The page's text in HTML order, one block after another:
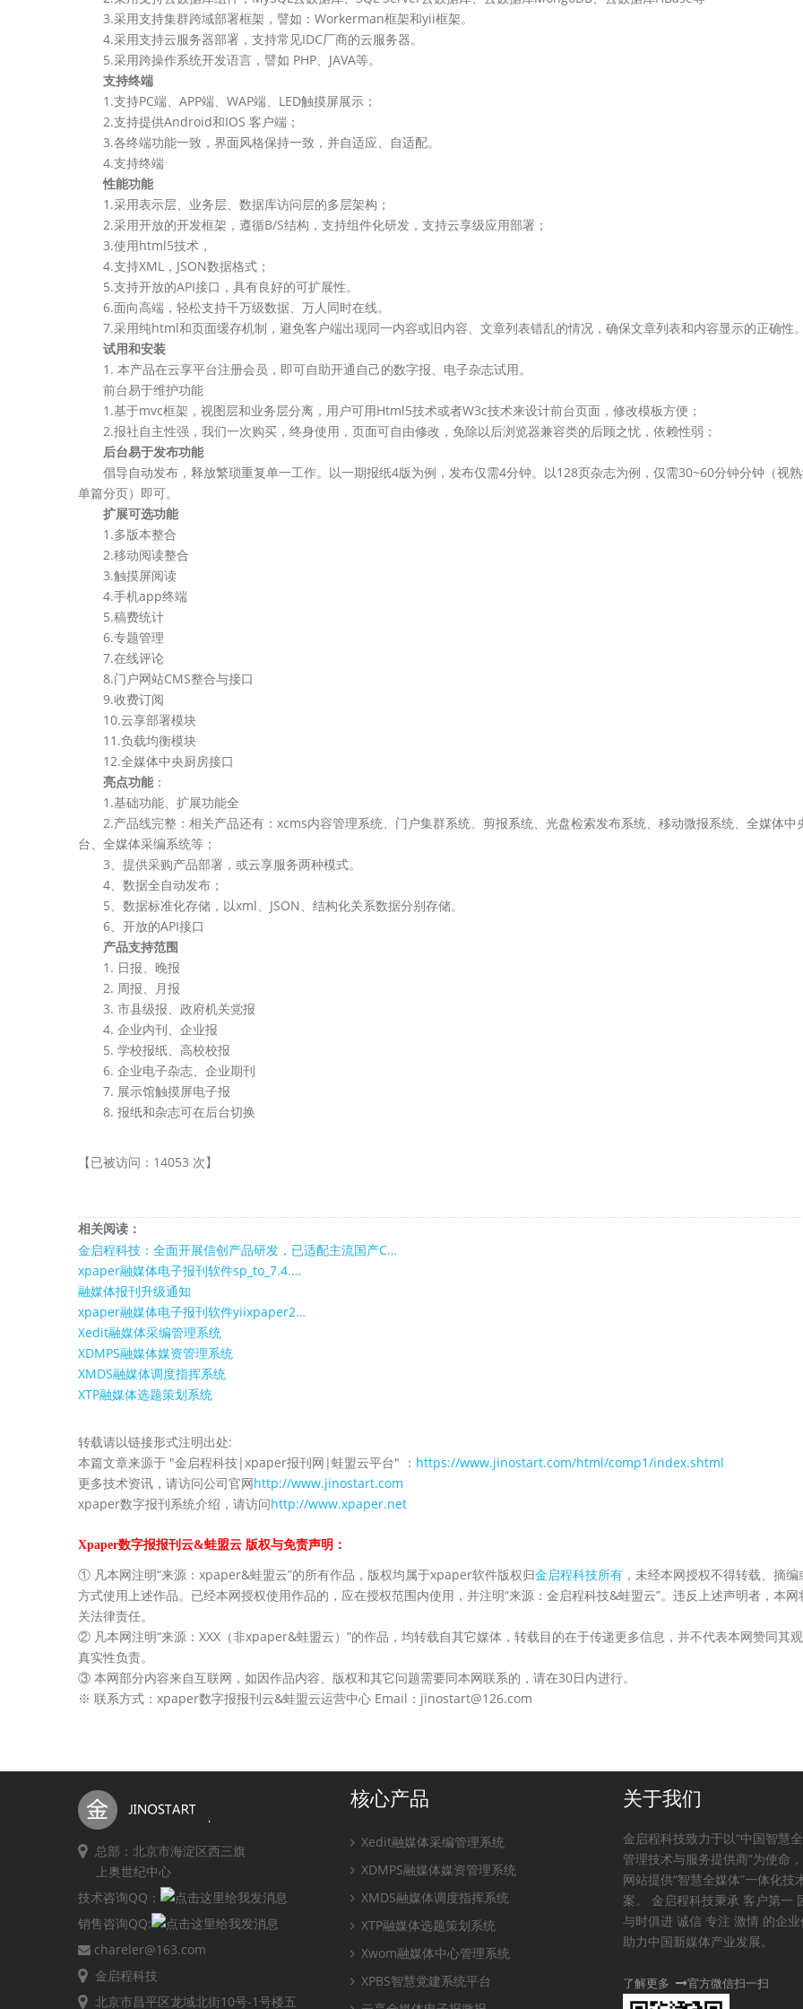
3.采用支持集群跨域部署框架，譬如：Workerman框架和yii框架。
4.采用支持云服务器部署，支持常见IDC厂商的云服务器。
5.采用跨操作系统开发语言，譬如 PHP、JAVA等。
支持终端
1.支持PC端、APP端、WAP端、LED触摸屏展示；
2.支持提供Android和IOS 客户端；
3.各终端功能一致，界面风格保持一致，并自适应、自适配。
4.支持终端
性能功能
1.采用表示层、业务层、数据库访问层的多层架构；
2.采用开放的开发框架，遵循B/S结构，支持组件化研发，支持云享级应用部署；
3.使用html5技术，
4.支持XML，JSON数据格式；
5.支持开放的API接口，具有良好的可扩展性。
6.面向高端，轻松支持千万级数据、万人同时在线。
7.采用纯html和页面缓存机制，避免客户端出现同一内容或旧内容、文章列表错乱的情况，确保文章列表和内容显示的正确性
试用和安装
1. 本产品在云享平台注册会员，即可自助开通自己的数字报、电子杂志试用。
前台易于维护功能
1.基于mvc框架，视图层和业务层分离，用户可用Html5技术或者W3c技术来设计前台页面，修改模板方便；
2.报社自主性强，我们一次购买，终身使用，页面可自由修改，免除以后浏览器兼容类的后顾之忧，依赖性弱；
后台易于发布功能
倡导自动发布，释放繁琐重复单一工作。以一期报纸4版为例，发布仅需4分钟。以128页杂志为例，仅需30~60分钟分钟（视
单篇分页）即可。
扩展可选功能
1.多版本整合
2.移动阅读整合
3.触摸屏阅读
4.手机app终端
5.稿费统计
6.专题管理
7.在线评论
8.门户网站CMS整合与接口
9.收费订阅
10.云享部署模块
11.负载均衡模块
12.全媒体中央厨房接口
亮点功能 ：
1.基础功能、扩展功能全
2.产品线完整：相关产品还有：xcms内容管理系统、门户集群系统、剪报系统、光盘检索发布系统、移动微报系统、全媒体中
台、全媒体采编系统等；
3、提供采购产品部署，或云享服务两种模式。
4、数据全自动发布；
5、数据标准化存储，以xml、JSON、结构化关系数据分别存储。
6、开放的API接口
产品支持范围
1. 日报、晚报
2. 周报、月报
3. 市县级报、政府机关党报
4. 企业内刊、企业报
5. 学校报纸、高校校报
6. 企业电子杂志、企业期刊
7. 展示馆触摸屏电子报
8. 报纸和杂志可在后台切换
【已被访问：14053 次】
相关阅读：
金启程科技：全面开展信创产品研发，已适配主流国产C…
xpaper融媒体电子报刊软件sp_to_7.4.…
融媒体报刊升级通知
xpaper融媒体电子报刊软件yiixpaper2…
Xedit融媒体采编管理系统
XDMPS融媒体媒资管理系统
XMDS融媒体调度指挥系统
XTP融媒体选题策划系统
转载请以链接形式注明出处:
本篇文章来源于 "金启程科技|xpaper报刊网|蛙盟云平台" ： https://www.jinostart.com/html/comp1/index.shtml
更多技术资讯，请访问公司官网http://www.jinostart.com
xpaper数字报刊系统介绍，请访问http://www.xpaper.net
Xpaper数字报报刊云&蛙盟云 版权与免责声明：
① 凡本网注明“来源：xpaper&蛙盟云”的所有作品，版权均属于xpaper软件版权归金启程科技所有 ，未经本网授权不得转载、摘
方式使用上述作品。已经本网授权使用作品的，应在授权范围内使用，并注明“来源：金启程科技&蛙盟云”。违反上述声明者，本网
关法律责任。
② 凡本网注明“来源：XXX（非xpaper&蛙盟云）”的作品，均转载自其它媒体，转载目的在于传递更多信息，并不代表本网赞同其
真实性负责。
③ 本网部分内容来自互联网，如因作品内容、版权和其它问题需要同本网联系的，请在30日内进行。
※ 联系方式：xpaper数字报报刊云&蛙盟云运营中心 Email：jinostart@126.com
总部：北京市海淀区西三旗
上奥世纪中心
技术咨询QQ：
销售咨询QQ:
chareler@163.com
金启程科技
北京市昌平区龙域北街10号-1号楼五
核心产品
Xedit融媒体采编管理系统
XDMPS融媒体媒资管理系统
XMDS融媒体调度指挥系统
XTP融媒体选题策划系统
Xwom融媒体中心管理系统
XPBS智慧党建系统平台
关于我们
金启程科技致力于以“中国智慧
管理技术与服务提供商”为使命
网站提供“智慧全媒体”一体化技
案。 金启程科技秉承 客户第一
与时俱进 诚信 专注 激情 的企
助力中国新媒体产业发展。
了解更多 官方微信扫一扫